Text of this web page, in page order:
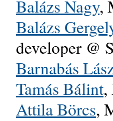
Balázs Nagy,
Balázs
developer @
Barnabás
Tamás Bálint,
Attila Börcs,